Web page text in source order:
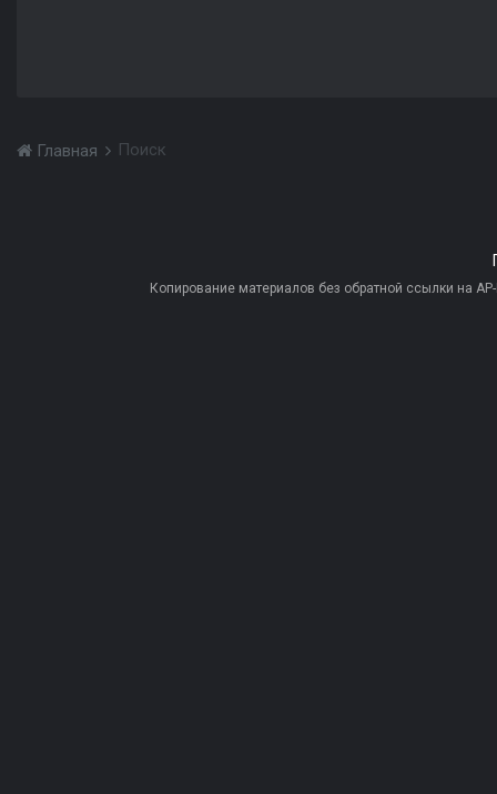
Главная Поиск
Копирование материалов без обратной ссылки на